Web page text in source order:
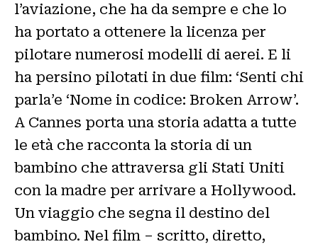
l’aviazione, che ha da sempre e che lo
ha portato a ottenere la licenza per
pilotare numerosi modelli di aerei. E li
ha persino pilotati in due film: ‘Senti chi
parla’e ‘Nome in codice: Broken Arrow’.
A Cannes porta una storia adatta a tutte
le età che racconta la storia di un
bambino che attraversa gli Stati Uniti
con la madre per arrivare a Hollywood.
Un viaggio che segna il destino del
bambino. Nel film – scritto, diretto,